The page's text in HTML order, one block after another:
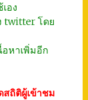
อง
twitter โดย
อหาเพิ่มอีก
สถิติผู้เข้าชม